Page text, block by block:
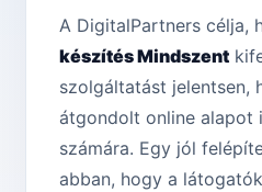
A DigitalPartners célja,
készítés Mindszent
szolgáltatást jelentsen,
átgondolt online alapot
számára. Egy jól
abban, hogy a